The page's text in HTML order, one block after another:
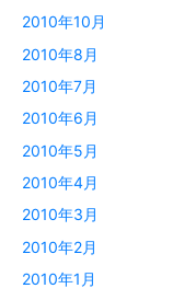
2010年10月
2010年8月
2010年7月
2010年6月
2010年5月
2010年4月
2010年3月
2010年2月
2010年1月